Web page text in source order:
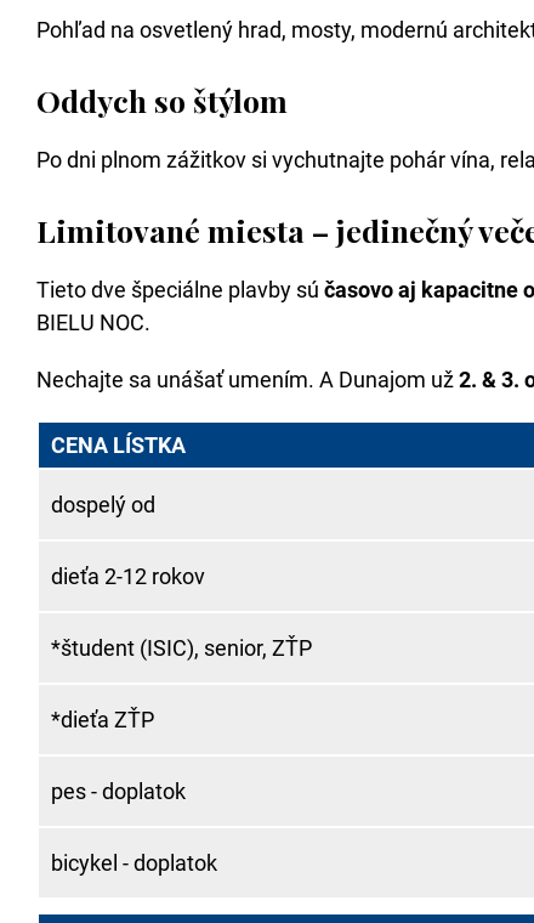
Pohľad na osvetlený hrad, mosty, modernú
Oddych so štýlom
Po dni plnom zážitkov si vychutnajte pohár vína,
Limitované miesta – jedinečný
Tieto dve špeciálne plavby sú časovo aj kapacitne
BIELU NOC.
Nechajte sa unášať umením. A Dunajom už2. & 3.
CENA LÍSTKA
dospelý od
dieťa 2-12 rokov
*študent (ISIC), senior, ZŤP
*dieťa ZŤP
pes - doplatok
bicykel - doplatok